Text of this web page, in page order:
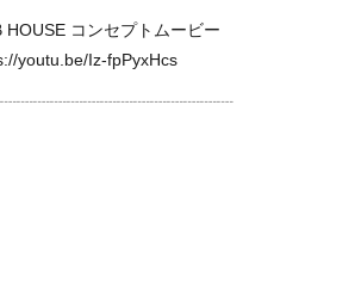
HOUSE コンセプトムービー
youtu.be/Iz-fpPyxHcs